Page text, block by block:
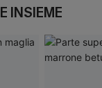
INSIEME